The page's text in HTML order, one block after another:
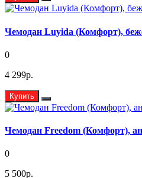
Чемодан Luyida (Комфорт),
0
4 299р.
Купить
Чемодан Freedom (Комфорт),
0
5 500р.